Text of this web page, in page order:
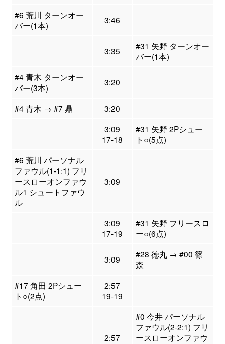
#6 荒川 ターンオー
バー(1本)
3:46
3:35
#31 矢野 ターンオー
バー(1本)
#4 青木 ターンオー
バー(3本)
3:20
#4 青木 → #7 鼎
3:20
3:09
17-18
#31 矢野 2Pシュー
ト○(5点)
#6 荒川 パーソナル
ファウル(1-1:1) フリ
ースローオンファウ
ル1 シュートファウ
ル
3:09
3:09
17-19
#31 矢野 フリースロ
ー○(6点)
3:09
#28 徳丸 → #00 篠
森
#17 角田 2Pシュー
ト○(2点)
2:57
19-19
2:57
#0 今井 パーソナル
ファウル(2-2:1) フリ
ースローオンファウ